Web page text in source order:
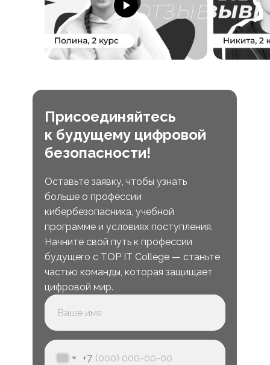
Присоединяйтесь
к будущему цифровой
безопасности!
Оставьте заявку, чтобы узнать
больше о профессии
кибербезопасника, учебной
программе и условиях поступления.
Начните свой путь к профессии
будущего с TOP IT College — станьте
частью команды, которая защищает
цифровой мир.
+7